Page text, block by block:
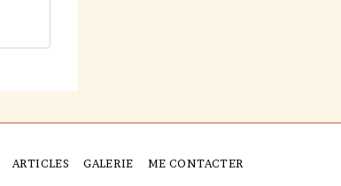
ARTICLES GALERIE ME CONTACTER